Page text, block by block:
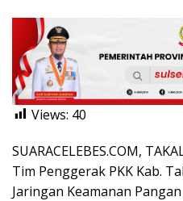
Views: 40
SUARACELEBES.COM,
Tim Penggerak PKK Kab.
Jaringan Keamanan